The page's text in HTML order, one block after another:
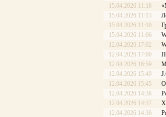
15.04.2026 11:18
15.04.2026 11:13
15.04.2026 11:10
15.04.2026 11:06
12.04.2026 17:02
12.04.2026 17:00
12.04.2026 16:59
12.04.2026 15:49
12.04.2026 15:45
12.04.2026 14:38
12.04.2026 14:37
12.04.2026 14:36